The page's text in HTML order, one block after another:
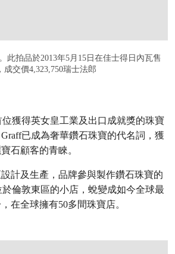
。此拍品於2013年5月15日在佳士得日內瓦售
成交價4,323,750瑞士法郎
位獲得英女皇工業及出口成就獎的珠寶
已成為奢華鑽石珠寶的代名詞，獲
石顧客的青睞。
計及生產，品牌參與製作鑽石珠寶的
倫敦東區的小店，蛻變成如今全球最
在全球擁有50多間珠寶店。